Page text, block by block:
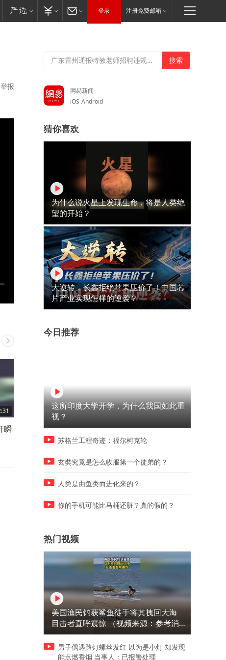
登录 注册免费邮箱
举报
瞬
01:12
滴血认亲到底靠不靠谱，穿越
男一碗水辨真假
张百乔给员工做演习，没想
遇到真劫匪，最后这反转绝
网易新闻
iOS Android
猜你喜欢
为什么说火星上发现生命，将是人类绝
望的开始？
大逆转，长鑫拒绝苹果压价了！中国芯
片产业实现怎样的逆袭？
今日推荐
这所印度大学开学，为什么我国如此重
视？
苏格兰工程奇迹：福尔柯克轮
玄奘究竟是怎么收服第一个徒弟的？
人类是由鱼类而进化来的？
你的手机可能比马桶还脏？真的假的？
热门视频
美国渔民钓获鲨鱼徒手将其拽回大海
目击者直呼震惊 （视频来源：参考消
息）
男子偶遇路灯螺丝发红 以为是小灯 却发现
能点燃香烟 当事人：已报警处理